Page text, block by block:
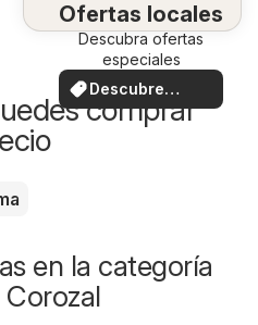
Ofertas locales
Descubra ofertas
especiales
Descubre
ofertas
comprar
en la categoría